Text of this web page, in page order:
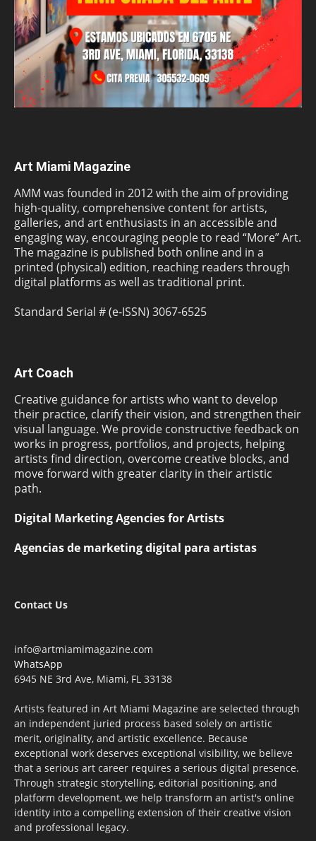
Art Miami Magazine
AMM was founded in 2012 with the aim of providing
high-quality, comprehensive content for artists,
galleries, and art enthusiasts in an accessible and
engaging way, encouraging people to read “More” Art.
The magazine is published both online and in a
printed (physical) edition, reaching readers through
digital platforms as well as traditional print.
Standard Serial # (e-ISSN) 3067-6525
Art Coach
Creative guidance for artists who want to develop
their practice, clarify their vision, and strengthen their
visual language. We provide constructive feedback on
works in progress, portfolios, and projects, helping
artists find direction, overcome creative blocks, and
move forward with greater clarity in their artistic
path.
Digital Marketing Agencies for Artists
Agencias de marketing digital para artistas
Contact Us
info@artmiamimagazine.com
WhatsApp
6945 NE 3rd Ave, Miami, FL 33138
Artists featured in Art Miami Magazine are selected through
an independent juried process based solely on artistic
merit, originality, and artistic excellence. Because
exceptional work deserves exceptional visibility, we believe
that a serious art career requires a serious digital presence.
Through strategic storytelling, editorial positioning, and
platform development, we help transform an artist's online
identity into a compelling extension of their creative vision
and professional legacy.